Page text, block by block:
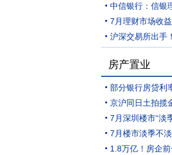
中信银行：信银
沪深交易所出手
房产置业
部分银行房贷利
7月深圳楼市“淡
1.8万亿！房企